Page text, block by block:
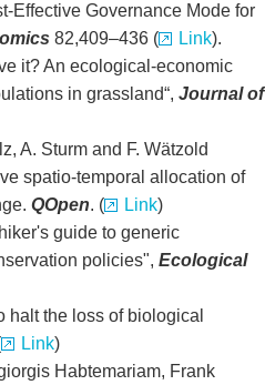
Effective Governance Mode for
82,409–436 ( Link).
it? An ecological‑economic
in grassland“, Journal of
A. Sturm and F. Wätzold
spatio-temporal allocation of
QOpen. ( Link)
guide to generic
policies", Ecological
halt the loss of biological
Link)
Habtemariam, Frank